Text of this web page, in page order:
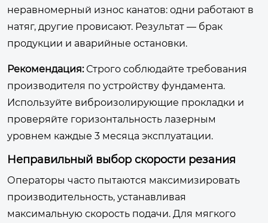
неравномерный износ канатов: одни работают в
натяг, другие провисают. Результат — брак
продукции и аварийные остановки.
Рекомендация:Строго соблюдайте требования
производителя по устройству фундамента.
Используйте виброизолирующие прокладки и
проверяйте горизонтальность лазерным
уровнем каждые 3 месяца эксплуатации.
Неправильный выбор скорости резания
Операторы часто пытаются максимизировать
производительность, устанавливая
максимальную скорость подачи. Для мягкого